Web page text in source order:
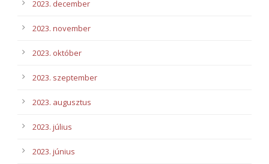
2023. december
2023. november
2023. október
2023. szeptember
2023. augusztus
2023. július
2023. június